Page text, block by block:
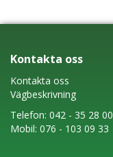
Kontakta oss
Kontakta oss
Vägbeskrivning
Telefon: 042 - 35 28 00
Mobil: 076 - 103 09 33